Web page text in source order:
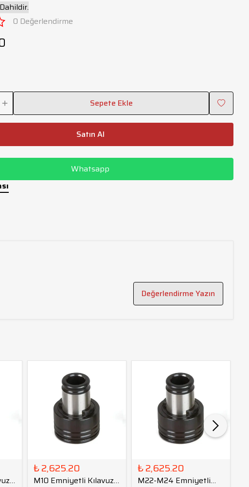
0 Değerlendirme
Sepete Ekle
Satın Al
Whatsapp
Değerlendirme Yazın
₺ 2,625.20
M10 Emniyetli Kılavuz
₺ 2,625.20
M22-M24 Emniyetli